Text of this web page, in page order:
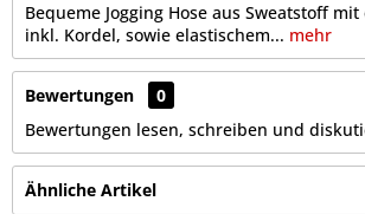
Bequeme Jogging Hose aus Sweatstoff
inkl. Kordel, sowie elastischem... mehr
Bewertungen
0
Bewertungen lesen, schreiben und
Ähnliche Artikel